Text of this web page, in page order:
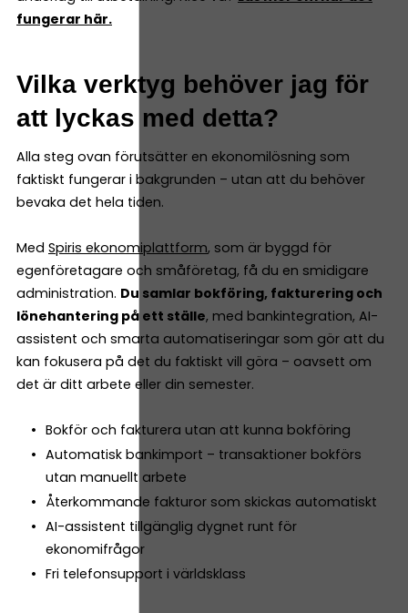
fungerar här.
Vilka verktyg behöver jag för
att lyckas med detta?
Alla steg ovan förutsätter en ekonomilösning som
faktiskt fungerar i bakgrunden – utan att du behöver
bevaka det hela tiden.
Med Spiris ekonomiplattform, som är byggd för
egenföretagare och småföretag, få du en smidigare
administration. Du samlar bokföring, fakturering och
lönehantering på ett ställe, med bankintegration, AI-
assistent och smarta automatiseringar som gör att du
kan fokusera på det du faktiskt vill göra – oavsett om
det är ditt arbete eller din semester.
Bokför och fakturera utan att kunna bokföring
Automatisk bankimport – transaktioner bokförs
utan manuellt arbete
Återkommande fakturor som skickas automatiskt
AI-assistent tillgänglig dygnet runt för
ekonomifrågor
Fri telefonsupport i världsklass